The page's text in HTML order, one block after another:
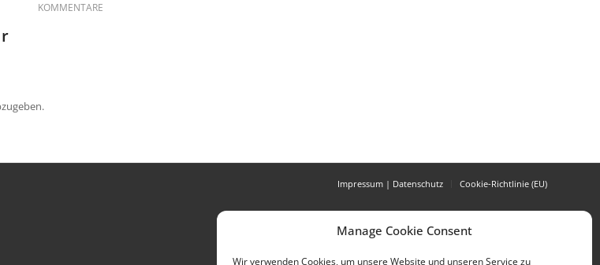
Manage Cookie Consent
Wir verwenden Cookies, um unsere Website und unseren Service zu
KOMMENTARE
Impressum | Datenschutz Cookie-Richtlinie (EU)